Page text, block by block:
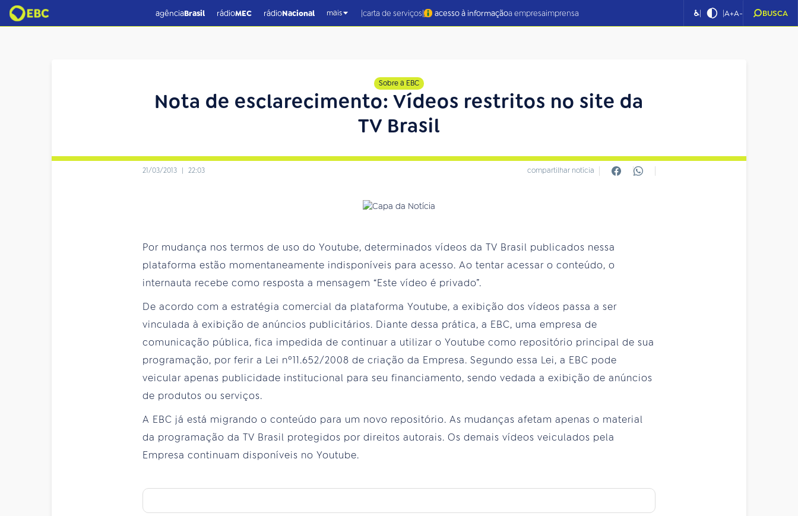
agênciaBrasil rádioMEC rádioNacional mais |carta de serviços| acesso à informaçãoa empresaimprensa ♿| |A+A- BUSCA
Sobre a EBC
Nota de esclarecimento: Vídeos restritos no site da
TV Brasil
21/03/2013 | 22:03 compartilhar notícia
Por mudança nos termos de uso do Youtube, determinados vídeos da TV Brasil publicados nessa
plataforma estão momentaneamente indisponíveis para acesso. Ao tentar acessar o conteúdo, o
internauta recebe como resposta a mensagem “Este vídeo é privado”.
De acordo com a estratégia comercial da plataforma Youtube, a exibição dos vídeos passa a ser
vinculada à exibição de anúncios publicitários. Diante dessa prática, a EBC, uma empresa de
comunicação pública, fica impedida de continuar a utilizar o Youtube como repositório principal de sua
programação, por ferir a Lei nº11.652/2008 de criação da Empresa. Segundo essa Lei, a EBC pode
veicular apenas publicidade institucional para seu financiamento, sendo vedada a exibição de anúncios
de produtos ou serviços.
A EBC já está migrando o conteúdo para um novo repositório. As mudanças afetam apenas o material
da programação da TV Brasil protegidos por direitos autorais. Os demais vídeos veiculados pela
Empresa continuam disponíveis no Youtube.